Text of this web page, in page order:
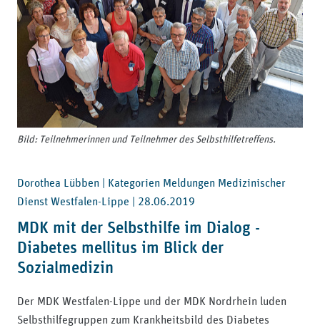
Bild: Teilnehmerinnen und Teilnehmer des Selbsthilfetreffens.
Dorothea Lübben | Kategorien Meldungen Medizinischer
Dienst Westfalen-Lippe | 28.06.2019
MDK mit der Selbsthilfe im Dialog -
Diabetes mellitus im Blick der
Sozialmedizin
Der MDK Westfalen-Lippe und der MDK Nordrhein luden
Selbsthilfegruppen zum Krankheitsbild des Diabetes